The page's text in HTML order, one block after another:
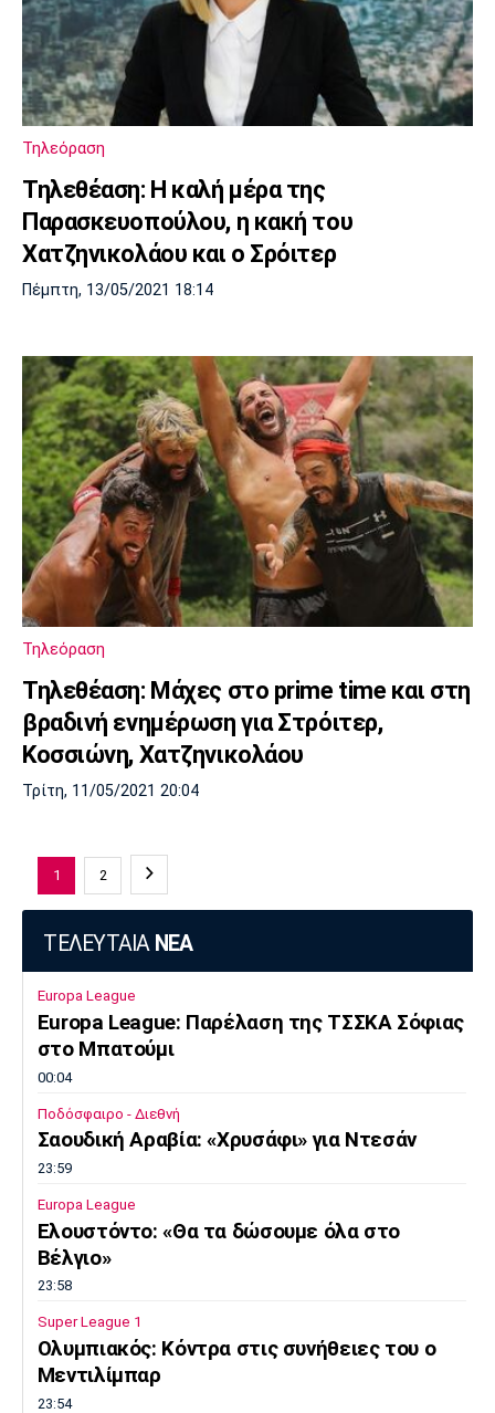
Τηλεόραση
Τηλεθέαση: Η καλή μέρα της
Παρασκευοπούλου, η κακή του
Χατζηνικολάου και ο Σρόιτερ
Πέμπτη, 13/05/2021 18:14
Τηλεόραση
Τηλεθέαση: Μάχες στο prime time και στη
βραδινή ενημέρωση για Στρόιτερ,
Κοσσιώνη, Χατζηνικολάου
Τρίτη, 11/05/2021 20:04
1 2
ΤΕΛΕΥΤΑΙΑ ΝΕΑ
Europa League
Europa League: Παρέλαση της ΤΣΣΚΑ Σόφιας
στο Μπατούμι
00:04
Ποδόσφαιρο - Διεθνή
Σαουδική Αραβία: «Χρυσάφι» για Ντεσάν
23:59
Europa League
Ελουστόντο: «Θα τα δώσουμε όλα στο
Βέλγιο»
23:58
Super League 1
Ολυμπιακός: Κόντρα στις συνήθειες του ο
Μεντιλίμπαρ
23:54